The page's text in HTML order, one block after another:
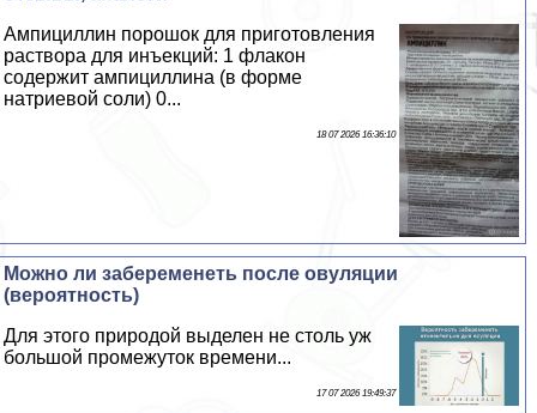
Ампициллин порошок для приготовления
раствора для инъекций: 1 флакон
содержит ампициллина (в форме
натриевой соли) 0...
18 07 2026 16:36:10
Можно ли забеременеть после овуляции
(вероятность)
Для этого природой выделен не столь уж
большой промежуток времени...
17 07 2026 19:49:37